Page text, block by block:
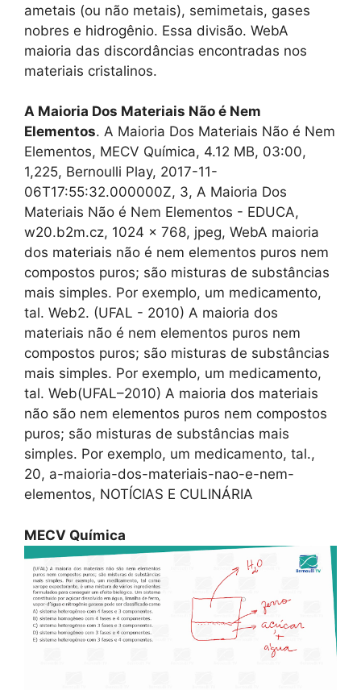
ametais (ou não metais), semimetais, gases
nobres e hidrogênio. Essa divisão. WebA
maioria das discordâncias encontradas nos
materiais cristalinos.
A Maioria Dos Materiais Não é Nem
Elementos. A Maioria Dos Materiais Não é Nem
Elementos, MECV Química, 4.12 MB, 03:00,
1,225, Bernoulli Play, 2017-11-
06T17:55:32.000000Z, 3, A Maioria Dos
Materiais Não é Nem Elementos - EDUCA,
w20.b2m.cz, 1024 x 768, jpeg, WebA maioria
dos materiais não é nem elementos puros nem
compostos puros; são misturas de substâncias
mais simples. Por exemplo, um medicamento,
tal. Web2. (UFAL - 2010) A maioria dos
materiais não é nem elementos puros nem
compostos puros; são misturas de substâncias
mais simples. Por exemplo, um medicamento,
tal. Web(UFAL–2010) A maioria dos materiais
não são nem elementos puros nem compostos
puros; são misturas de substâncias mais
simples. Por exemplo, um medicamento, tal.,
20, a-maioria-dos-materiais-nao-e-nem-
elementos, NOTÍCIAS E CULINÁRIA
MECV Química